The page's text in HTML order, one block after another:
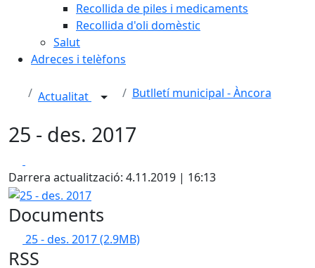
Recollida de piles i medicaments
Recollida d'oli domèstic
Salut
Adreces i telèfons
Actualitat Butlletí municipal - Àncora
25 - des. 2017
Darrera actualització: 4.11.2019 | 16:13
25 - des. 2017
Documents
25 - des. 2017(2.9MB)
RSS